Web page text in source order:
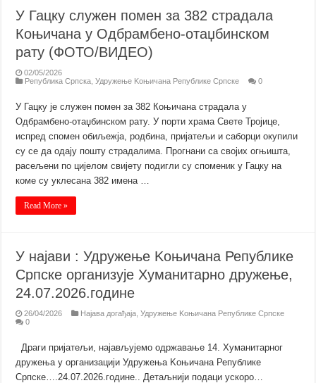
У Гацку служен помен за 382 страдала
Коњичана у Одбрамбено-отаџбинском
рату (ФОТО/ВИДЕО)
02/05/2026
Република Српска ,Удружење Kоњичана Републике Српске 0
У Гацку је служен помен за 382 Коњичана страдала у
Одбрамбено-отаџбинском рату. У порти храма Свете Тројице,
испред спомен обиљежја, родбина, пријатељи и саборци окупили
су се да одају пошту страдалима. Прогнани са својих огњишта,
расељени по цијелом свијету подигли су споменик у Гацку на
коме су уклесана 382 имена …
Read More »
У најави : Удружење Kоњичана Републике
Српске организује Хуманитарно дружење,
24.07.2026.године
26/04/2026 Најава догађаја ,Удружење Kоњичана Републике Српске
0
Драги пријатељи, најављујемо одржавање 14. Хуманитарног
дружења у организацији Удружења Kоњичана Републике
Српске….24.07.2026.године.. Детаљнији подаци ускоро…